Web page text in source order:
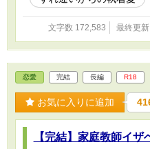
文字数 172,583 最終更
恋愛 完結 長編 R18
お気に入りに追加
【完結】家庭教師イザ